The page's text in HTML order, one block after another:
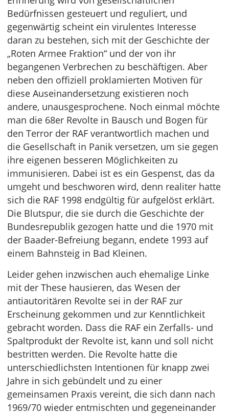
Bedürfnissen gesteuert und reguliert, und
gegenwärtig scheint ein virulentes Interesse
daran zu bestehen, sich mit der Geschichte der
„Roten Armee Fraktion“ und der von ihr
begangenen Verbrechen zu beschäftigen. Aber
neben den offiziell proklamierten Motiven für
diese Auseinandersetzung existieren noch
andere, unausgesprochene. Noch einmal möchte
man die 68er Revolte in Bausch und Bogen für
den Terror der RAF verantwortlich machen und
die Gesellschaft in Panik versetzen, um sie gegen
ihre eigenen besseren Möglichkeiten zu
immunisieren. Dabei ist es ein Gespenst, das da
umgeht und beschworen wird, denn realiter hatte
sich die RAF 1998 endgültig für aufgelöst erklärt.
Die Blutspur, die sie durch die Geschichte der
Bundesrepublik gezogen hatte und die 1970 mit
der Baader-Befreiung begann, endete 1993 auf
einem Bahnsteig in Bad Kleinen.
Leider gehen inzwischen auch ehemalige Linke
mit der These hausieren, das Wesen der
antiautoritären Revolte sei in der RAF zur
Erscheinung gekommen und zur Kenntlichkeit
gebracht worden. Dass die RAF ein Zerfalls- und
Spaltprodukt der Revolte ist, kann und soll nicht
bestritten werden. Die Revolte hatte die
unterschiedlichsten Intentionen für knapp zwei
Jahre in sich gebündelt und zu einer
gemeinsamen Praxis vereint, die sich dann nach
1969/70 wieder entmischten und gegeneinander